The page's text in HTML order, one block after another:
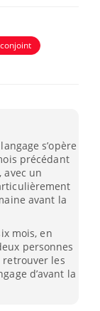
conjoint
s’opère
précédant
avec un
avant la
mois, en
personnes
les
d’avant la